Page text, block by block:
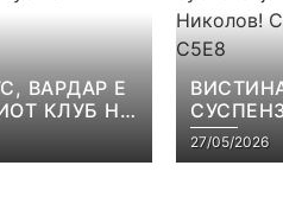
ВАРДАР Е
КЛУБ НА
САМО
27/05/2026